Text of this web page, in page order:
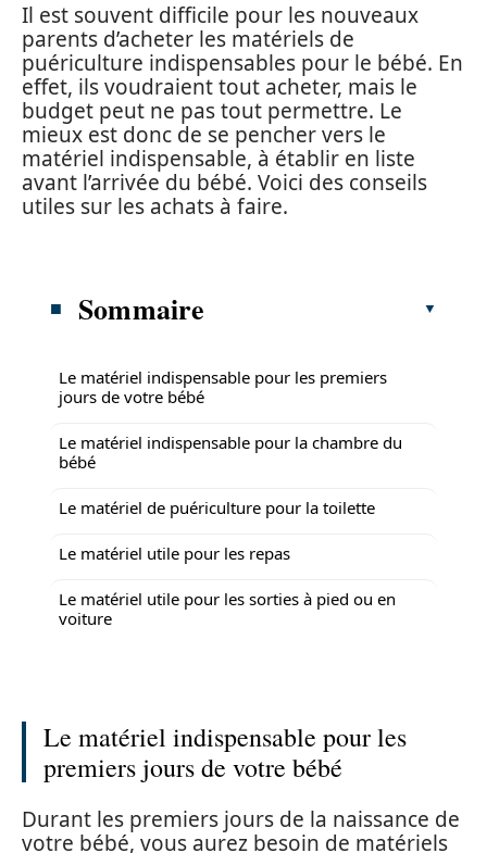
Il est souvent difficile pour les nouveaux
parents d’acheter les matériels de
puériculture indispensables pour le bébé. En
effet, ils voudraient tout acheter, mais le
budget peut ne pas tout permettre. Le
mieux est donc de se pencher vers le
matériel indispensable, à établir en liste
avant l’arrivée du bébé. Voici des conseils
utiles sur les achats à faire.
Sommaire
Le matériel indispensable pour les premiers
jours de votre bébé
Le matériel indispensable pour la chambre du
bébé
Le matériel de puériculture pour la toilette
Le matériel utile pour les repas
Le matériel utile pour les sorties à pied ou en
voiture
Le matériel indispensable pour les
premiers jours de votre bébé
Durant les premiers jours de la naissance de
votre bébé, vous aurez besoin de matériels